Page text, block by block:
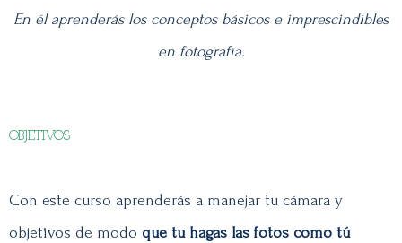
En él aprenderás los conceptos básicos e imprescindibles
en fotografía.
OBJETIVOS
Con este curso aprenderás a manejar tu cámara y
objetivos de modo que tu hagas las fotos como tú